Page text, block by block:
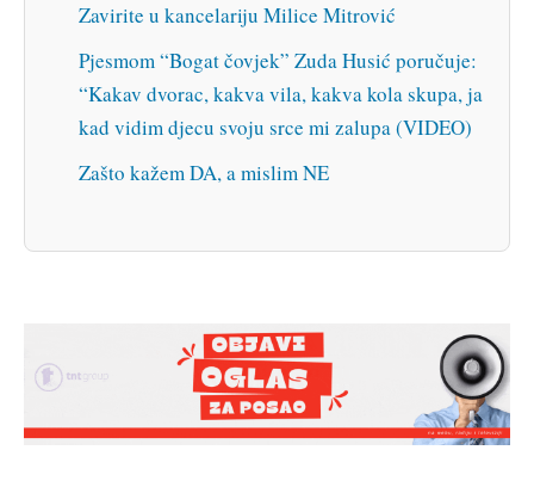
Zavirite u kancelariju Milice Mitrović
Pjesmom “Bogat čovjek” Zuda Husić poručuje:
“Kakav dvorac, kakva vila, kakva kola skupa, ja
kad vidim djecu svoju srce mi zalupa (VIDEO)
Zašto kažem DA, a mislim NE